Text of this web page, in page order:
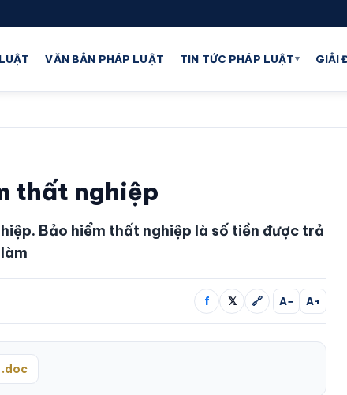
VĂN BẢN PHÁP LUẬT TIN TỨC PHÁP LUẬT▾ GIẢI
thất nghiệp
Bảo hiểm thất nghiệp là số tiền được trả
f 𝕏 🔗 A− A+